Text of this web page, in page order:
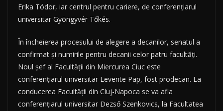
Erika Tódor, iar centrul pentru cariere, de conferenţiarul
universitar Gyöngyvér Tőkés.
În încheierea procesului de alegere a decanilor, senatul a
confirmat şi numirile pentru decanii celor patru facultăţi.
Noul şef al Facultăţii din Miercurea Ciuc este
conferenţiarul universitar Levente Pap, fost prodecan. La
conducerea Facultăţii din Cluj-Napoca se va afla
conferenţiarul universitar Dezső Szenkovics, la Facultatea